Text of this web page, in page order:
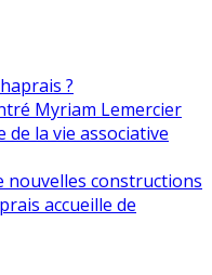
?
Myriam Lemercier
la vie associative
nouvelles constructions
accueille de